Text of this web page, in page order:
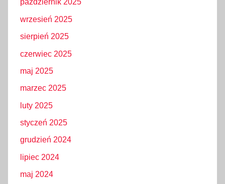
październik 2025
wrzesień 2025
sierpień 2025
czerwiec 2025
maj 2025
marzec 2025
luty 2025
styczeń 2025
grudzień 2024
lipiec 2024
maj 2024